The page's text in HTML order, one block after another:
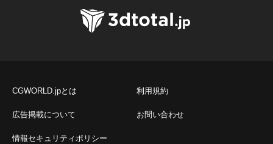
CGWORLD.jpとは 利用規約
広告掲載について お問い合わせ
情報セキュリティポリシー